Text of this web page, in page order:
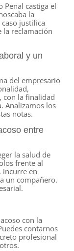
Penal castiga el
la
justifica
la reclamación
y un
del empresario
con la finalidad
Analizamos los
notas.
entre
la salud de
frente al
incurre en
un compañero.
con la
contarnos
profesional